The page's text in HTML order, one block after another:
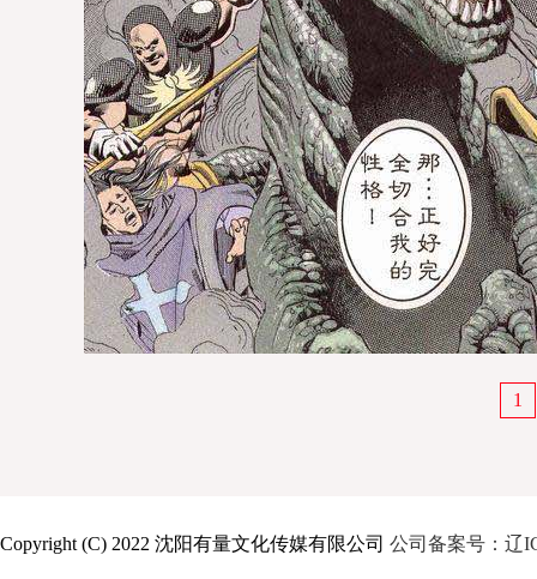
1
Copyright (C) 2022 沈阳有量文化传媒有限公司 公司备案号：辽